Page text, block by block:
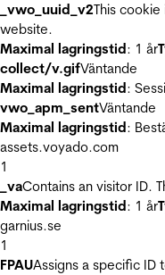
_vwo_uuid_v2This
website.
Maximal lagringstid: 1 år
collect/v.gifVäntande
Maximal lagringstid:
vwo_apm_sentVäntande
Maximal lagringstid:
assets.voyado.com
1
_vaContains an visitor ID.
Maximal lagringstid: 1 år
garnius.se
1
FPAUAssigns a specific ID